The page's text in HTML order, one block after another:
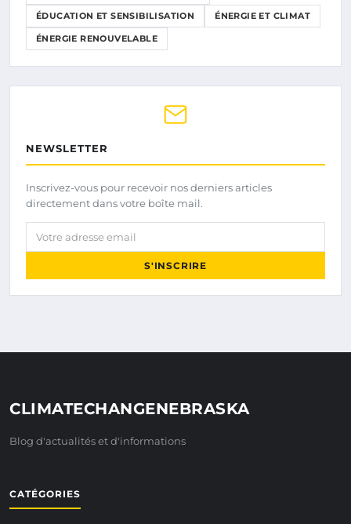
ÉDUCATION ET SENSIBILISATION ÉNERGIE ET CLIMAT
ÉNERGIE RENOUVELABLE
NEWSLETTER
Inscrivez-vous pour recevoir nos derniers articles
directement dans votre boîte mail.
Votre adresse email
S'INSCRIRE
CLIMATECHANGENEBRASKA
Blog d'actualités et d'informations
CATÉGORIES